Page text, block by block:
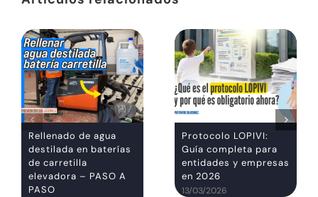
Rellenado de agua
destilada en baterías
de carretilla
elevadora – PASO A
PASO
Protocolo LOPIVI:
Guía completa para
entidades y empresas
en 2026
13/03/2026